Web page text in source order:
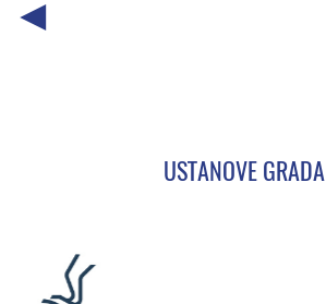
USTANOVE GRADA